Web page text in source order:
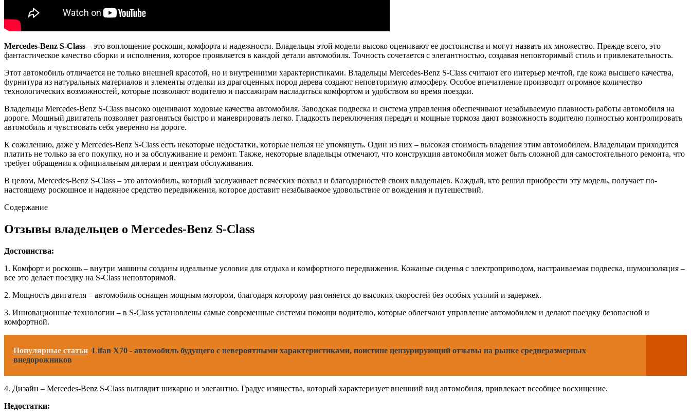
Mercedes-Benz S-Class – это воплощение роскоши, комфорта и надежности. Владельцы этой модели высоко оценивают ее достоинства и могут назвать их множество. Прежде всего, это
фантастическое качество сборки и исполнения, которое проявляется в каждой детали автомобиля. Точность сочетается с элегантностью, создавая неповторимый стиль и привлекательность.
Этот автомобиль отличается не только внешней красотой, но и внутренними характеристиками. Владельцы Mercedes-Benz S-Class считают его интерьер мечтой, где кожа высшего качества,
фурнитура из натуральных материалов и элементы отделки из драгоценных пород дерева создают неповторимую атмосферу. Особое впечатление производит огромное количество
технологических возможностей, которые позволяют водителю и пассажирам насладиться комфортом и удобством во время поездки.
Владельцы Mercedes-Benz S-Class высоко оценивают ходовые качества автомобиля. Заводская подвеска и система управления обеспечивают незабываемую плавность работы автомобиля на
дороге. Мощный двигатель позволяет разгоняться быстро и маневрировать легко. Гладкость переключения передач и мощные тормоза дают возможность водителю полностью контролировать
автомобиль и чувствовать себя уверенно на дороге.
К сожалению, даже у Mercedes-Benz S-Class есть некоторые недостатки, которые нельзя не упомянуть. Один из них – высокая стоимость владения этим автомобилем. Владельцам приходится
платить не только за его покупку, но и за обслуживание и ремонт. Также, некоторые владельцы отмечают, что конструкция автомобиля может быть сложной для самостоятельного ремонта, что
требует обращения к официальным дилерам и центрам обслуживания.
В целом, Mercedes-Benz S-Class – это автомобиль, который заслуживает всяческих похвал и благодарностей своих владельцев. Каждый, кто решил приобрести эту модель, получает по-
настоящему роскошное и надежное средство передвижения, которое доставит незабываемое удовольствие от вождения и путешествий.
Содержание
Отзывы владельцев о Mercedes-Benz S-Class
Достоинства:
1. Комфорт и роскошь – внутри машины созданы идеальные условия для отдыха и комфортного передвижения. Кожаные сиденья с электроприводом, настраиваемая подвеска, шумоизоляция –
все это делает поездку на S-Class неповторимой.
2. Мощность двигателя – автомобиль оснащен мощным мотором, благодаря которому разгоняется до высоких скоростей без особых усилий и задержек.
3. Инновационные технологии – в S-Class установлены самые современные системы помощи водителю, которые облегчают управление автомобилем и делают поездку безопасной и
комфортной.
Популярные статьи Lifan X70 - автомобиль будущего с невероятными характеристиками, поистине цензурирующий отзывы на рынке среднеразмерных
внедорожников
4. Дизайн – Mercedes-Benz S-Class выглядит шикарно и элегантно. Градус изящества, который характеризует внешний вид автомобиля, привлекает всеобщее восхищение.
Недостатки: